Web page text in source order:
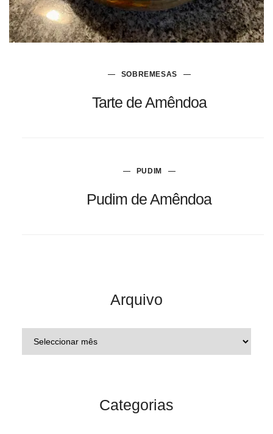
SOBREMESAS
Tarte de Amêndoa
PUDIM
Pudim de Amêndoa
Arquivo
Categorias